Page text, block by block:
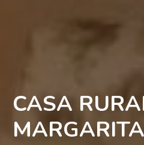
CASA
MARGARITA